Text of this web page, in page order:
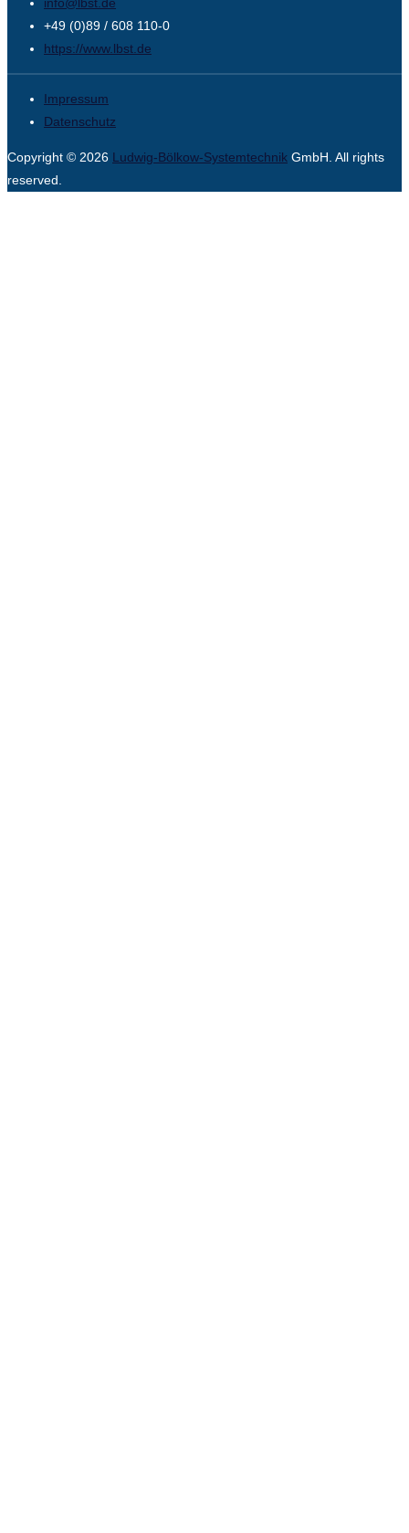
+49 (0)89 / 608 110-0
https://www.lbst.de
Impressum
Datenschutz
Copyright © 2026 Ludwig-Bölkow-Systemtechnik GmbH. All rights
reserved.